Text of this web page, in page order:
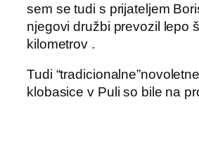
sem se tudi s prijateljem
njegovi družbi prevozil lepo
kilometrov .
Tudi
klobasice v Puli so bile na